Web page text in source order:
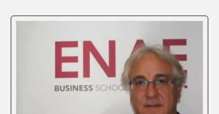
por Miguel Bello, Profesor en el
Existe una especie humana que representa
una seria amenaza para las organizaciones
en las que habita. Se trata del pesimista,
cuyos efectos...